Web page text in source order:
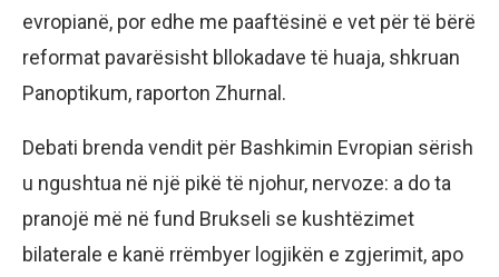
evropianë, por edhe me paaftësinë e vet për të bërë
reformat pavarësisht bllokadave të huaja, shkruan
Panoptikum, raporton Zhurnal.
Debati brenda vendit për Bashkimin Evropian sërish
u ngushtua në një pikë të njohur, nervoze: a do ta
pranojë më në fund Brukseli se kushtëzimet
bilaterale e kanë rrëmbyer logjikën e zgjerimit, apo